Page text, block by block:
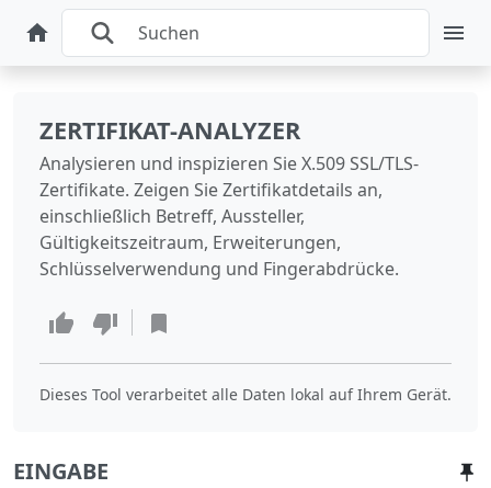
ZERTIFIKAT-ANALYZER
Analysieren und inspizieren Sie X.509 SSL/TLS-
Zertifikate. Zeigen Sie Zertifikatdetails an,
einschließlich Betreff, Aussteller,
Gültigkeitszeitraum, Erweiterungen,
Schlüsselverwendung und Fingerabdrücke.
Dieses Tool verarbeitet alle Daten lokal auf Ihrem Gerät.
EINGABE